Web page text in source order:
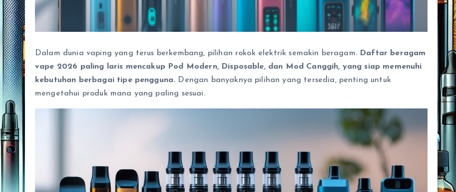
Dalam dunia vaping yang terus berkembang, pilihan rokok elektrik semakin beragam. Daftar beragam
vape 2026 paling laris mencakup Pod Modern, Disposable, dan Mod Canggih, yang siap memenuhi
kebutuhan berbagai tipe pengguna. Dengan banyaknya pilihan yang tersedia, penting untuk
mengetahui produk mana yang paling sesuai.